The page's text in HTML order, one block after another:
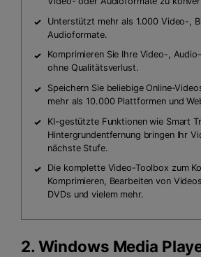
Unterstützt mehr als 1.000 Video-,
Audioformate.
Komprimieren Sie Ihre Video-,
ohne Qualitätsverlust.
Speichern Sie beliebige Online-
mehr als 10.000 Plattformen und
KI-gestützte Funktionen wie Smart
Hintergrundentfernung bringen Ihr
nächste Stufe.
Die komplette Video-Toolbox zum
Komprimieren, Bearbeiten von
DVDs und vielem mehr.
2. Windows Media